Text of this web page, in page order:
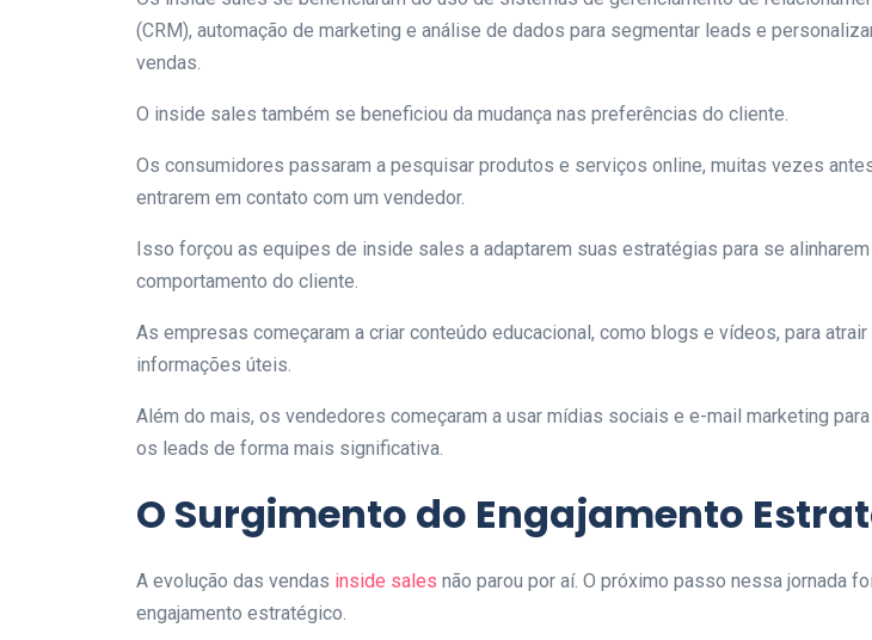
(CRM), automação de marketing e análise de dados para segmentar leads e
vendas.
O inside sales também se beneficiou da mudança nas preferências do cliente.
Os consumidores passaram a pesquisar produtos e serviços online, muitas vezes
entrarem em contato com um vendedor.
Isso forçou as equipes de inside sales a adaptarem suas estratégias para se
comportamento do cliente.
As empresas começaram a criar conteúdo educacional, como blogs e vídeos, para
informações úteis.
Além do mais, os vendedores começaram a usar mídias sociais e e-mail marketing
os leads de forma mais significativa.
O Surgimento do Engajamento
A evolução das vendas inside sales não parou por aí. O próximo passo nessa jornada
engajamento estratégico.